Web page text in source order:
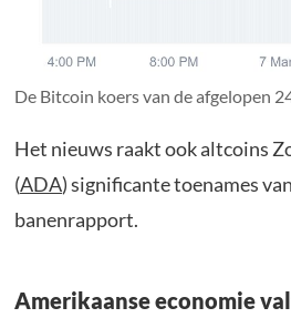
De Bitcoin koers van de afgelopen
Het nieuws raakt ook altcoins
(ADA) significante toenames
banenrapport.
Amerikaanse economie